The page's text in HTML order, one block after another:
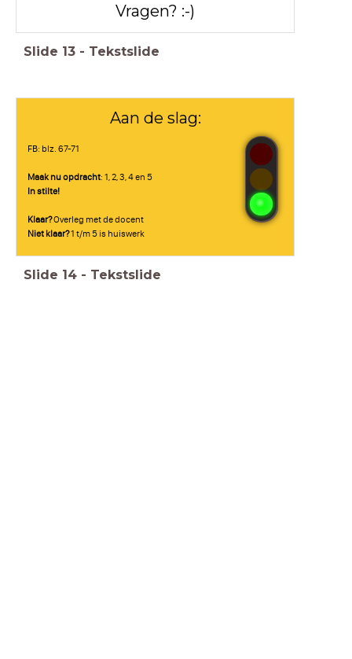
Vragen? :-)
Slide 13 - Tekstslide
Aan de slag:
FB: blz. 67-71
Maak nu opdracht: 1, 2, 3, 4 en 5
In stilte!
Klaar?Overleg met de docent
Niet klaar?1 t/m 5 is huiswerk
Slide 14 - Tekstslide